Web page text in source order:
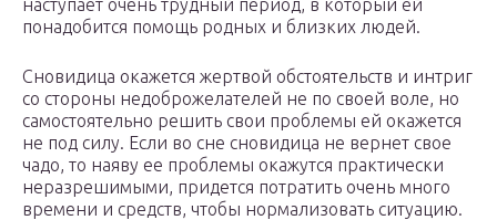
наступает очень трудный период, в который ей
понадобится помощь родных и близких людей.
Сновидица окажется жертвой обстоятельств и интриг
со стороны недоброжелателей не по своей воле, но
самостоятельно решить свои проблемы ей окажется
не под силу. Если во сне сновидица не вернет свое
чадо, то наяву ее проблемы окажутся практически
неразрешимыми, придется потратить очень много
времени и средств, чтобы нормализовать ситуацию.